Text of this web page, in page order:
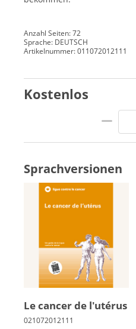
Anzahl Seiten: 72
Sprache: DEUTSCH
Artikelnummer: 011072012111
Kostenlos
Sprachversionen
Le can­cer de l'uté­rus